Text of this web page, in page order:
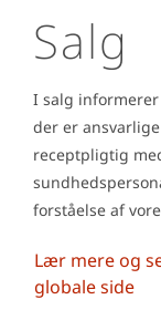
Salg
I salg
der er
receptpligtig
forståelse af
Lær mere og
globale side